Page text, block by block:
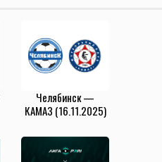
Челябинск —
КАМАЗ (16.11.2025)